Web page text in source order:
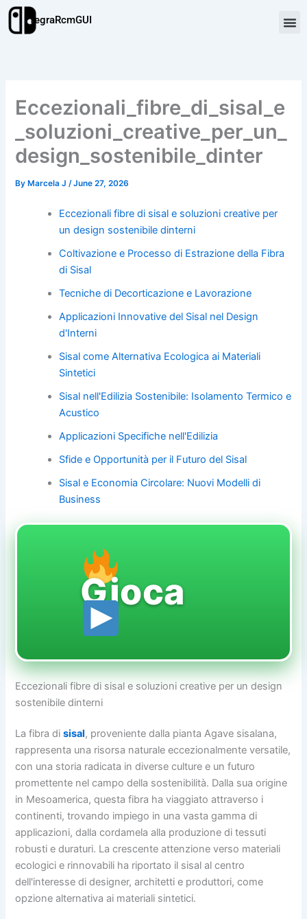
Skip
to
TegraRcmGUI
Eccezionali_fibre_di_sisal_e
_soluzioni_creative_per_un_
design_sostenibile_dinter
By Marcela J/June 27, 2026
Eccezionali fibre di sisal e soluzioni creative per
un design sostenibile dinterni
Coltivazione e Processo di Estrazione della Fibra
di Sisal
Tecniche di Decorticazione e Lavorazione
Applicazioni Innovative del Sisal nel Design
d'Interni
Sisal come Alternativa Ecologica ai Materiali
Sintetici
Sisal nell'Edilizia Sostenibile: Isolamento Termico e
Acustico
Applicazioni Specifiche nell'Edilizia
Sfide e Opportunità per il Futuro del Sisal
Sisal e Economia Circolare: Nuovi Modelli di
Business
Gioca
Eccezionali fibre di sisal e soluzioni creative per un design
sostenibile dinterni
La fibra disisal, proveniente dalla pianta Agave sisalana,
rappresenta una risorsa naturale eccezionalmente versatile,
con una storia radicata in diverse culture e un futuro
promettente nel campo della sostenibilità. Dalla sua origine
in Mesoamerica, questa fibra ha viaggiato attraverso i
continenti, trovando impiego in una vasta gamma di
applicazioni, dalla cordamela alla produzione di tessuti
robusti e duraturi. La crescente attenzione verso materiali
ecologici e rinnovabili ha riportato il sisal al centro
dell'interesse di designer, architetti e produttori, come
opzione alternativa ai materiali sintetici.